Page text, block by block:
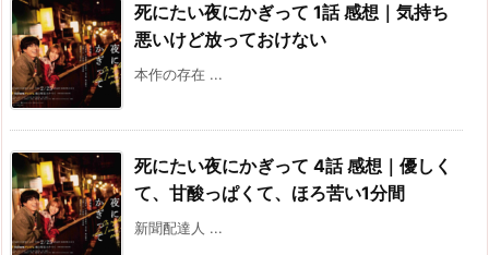
死にたい夜にかぎって 1話 感想｜気持ち
悪いけど放っておけない
本作の存在 ...
死にたい夜にかぎって 4話 感想｜優しく
て、甘酸っぱくて、ほろ苦い1分間
新聞配達人 ...